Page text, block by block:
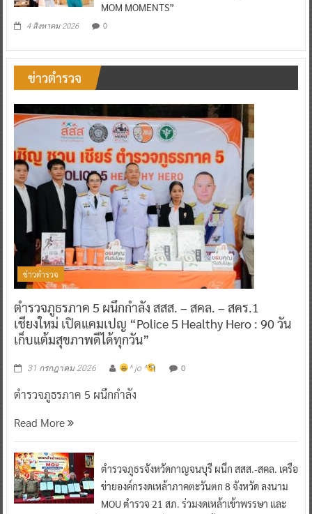
MOM MOMENTS”
4 สิงหาคม 2026 0
ข่าวตำรวจ
ข่าวตำรวจ
ตำรวจภูธรภาค 5 ผนึกกำลัง สสส. – สคล. – สคร.1
เชียงใหม่ เปิดแคมเปญ “Police 5 Healthy Hero : 90 วัน
เก็บแต้มสุขภาพดีได้ทุกวัน”
31 กรกฎาคม 2026 ^ jo ^ 0
ตำรวจภูธรภาค 5 ผนึกกำลัง
Read More
ตำรวจภูธรจังหวัดกาญจนบุรี ผนึก สสส.-สคล. เครือ
ข่ายองค์กรงดเหล้าภาคตะวันตก 8 จังหวัด ลงนาม
MOU ตำรวจ 21 สภ. ร่วมงดเหล้าเข้าพรรษา และ